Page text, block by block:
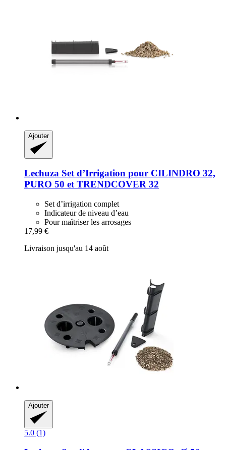
Ajouter
Lechuza Set d’Irrigation pour CILINDRO 32,
PURO 50 et TRENDCOVER 32
Set d’irrigation complet
Indicateur de niveau d’eau
Pour maîtriser les arrosages
17,99 €
Livraison jusqu'au 14 août
Ajouter
5.0 (1)